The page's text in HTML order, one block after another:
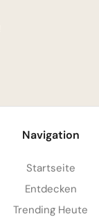
Navigation
Startseite
Entdecken
Trending Heute